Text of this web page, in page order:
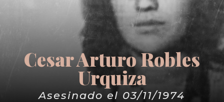
Cesar Arturo Robles
Urquiza
Asesinado el 03/11/1974